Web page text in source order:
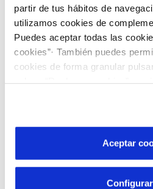
partir de tus hábitos de
utilizamos cookies de
Puedes aceptar todas las
cookies”· También puedes
cookies de forma granular
son indispensables para que el
por tanto no se pueden
más información en nuestra
Aceptar
Configurar
detectar posibles
interiores (tuberías
comunitarios, etc.). Esta
muestras representativas a
voluntarios/as y sin coste
, y que junto
servicio de agua potable en